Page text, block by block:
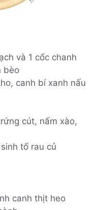
và 1 cốc chanh
bèo
canh bí xanh nấu
cút, nấm xào,
tố rau củ
canh thịt heo